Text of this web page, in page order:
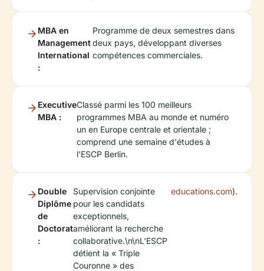
MBA en
Management
International
:
Programme de deux semestres dans
deux pays, développant diverses
compétences commerciales.
Executive
MBA :
Classé parmi les 100 meilleurs
programmes MBA au monde et numéro
un en Europe centrale et orientale ;
comprend une semaine d'études à
l'ESCP Berlin.
Double
Diplôme
de
Doctorat
:
Supervision conjointe
pour les candidats
exceptionnels,
améliorant la recherche
collaborative.\n\nL'ESCP
détient la « Triple
Couronne » des
educations.com).